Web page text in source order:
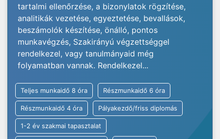
tartalmi ellenőrzése, a bizonylatok rögzítése,
analitikák vezetése, egyeztetése, bevallások,
beszámolók készítése, önálló, pontos
munkavégzés, Szakirányú végzettséggel
rendelkezel, vagy tanulmányaid még
folyamatban vannak. Rendelkezel...
Teljes munkaidő 8 óra Részmunkaidő 6 óra
Részmunkaidő 4 óra Pályakezdő/friss diplomás
1-2 év szakmai tapasztalat